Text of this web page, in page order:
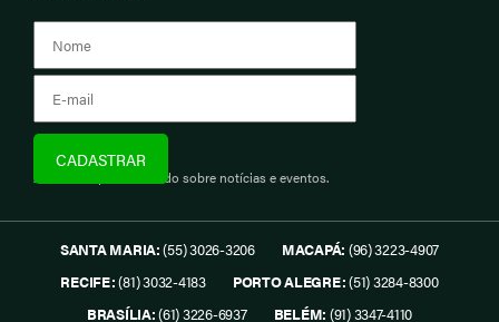
Assine e fique informado sobre notícias e eventos.
SANTA MARIA:(55) 3026-3206 MACAPÁ: (96) 3223-4907
RECIFE:(81) 3032-4183 PORTO ALEGRE:(51) 3284-8300
BRASÍLIA:(61) 3226-6937 BELÉM: (91) 3347-4110